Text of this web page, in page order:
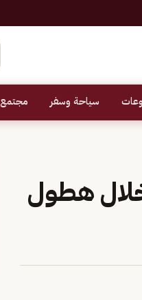
سياحة وسفر مجتمع
خلال هطول